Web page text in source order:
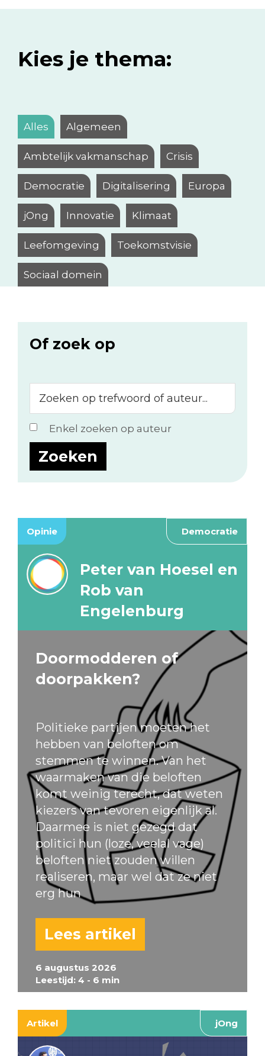
Kies je thema:
Alles Algemeen
Ambtelijk vakmanschap Crisis
Democratie Digitalisering Europa
jOng Innovatie Klimaat
Leefomgeving Toekomstvisie
Sociaal domein
Of zoek op
op
trefwoord
of
auteur...
Enkel zoeken op auteur
Opinie Democratie
6 augustus 2026
Leestijd: 4 - 6 min
Peter van Hoesel en
Rob van
Engelenburg
Doormodderen of
doorpakken?
Politieke partijen moeten het
hebben van beloften om
stemmen te winnen. Van het
waarmaken van die beloften
komt weinig terecht, dat weten
kiezers van tevoren eigenlijk al.
Daarmee is niet gezegd dat
politici hun (loze, veelal vage)
beloften niet zouden willen
realiseren, maar wel dat ze niet
erg hun
Lees artikel
Artikel jOng